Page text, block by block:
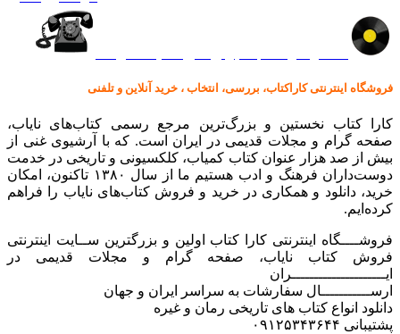
فروشگاه اینترنتی کاراکتاب، بررسی، انتخاب ، خرید آنلاین و تلفنی
کارا کتاب نخستین و بزرگ‌ترین مرجع رسمی کتاب‌های نایاب،
صفحه گرام و مجلات قدیمی در ایران است. که با آرشیوی غنی از
بیش از صد هزار عنوان کتاب کمیاب، کلکسیونی و تاریخی در خدمت
دوست‌داران فرهنگ و ادب هستیم ما از سال ۱۳۸۰ تاکنون، امکان
خرید، دانلود و همکاری در خرید و فروش کتاب‌های نایاب را فراهم
کرده‌ایم.
فروشــــگاه اینترنتی کارا کتاب اولین و بزرگترین ســایت اینترنتی
فروش کتاب نایاب، صفحه گرام و مجلات قدیمی در
ایـــــــــــــــــــــران
ارســـــــــــال سفارشات به سراسر ایران و جهان
دانلود انواع کتاب های تاریخی رمان و غیره
پشتیبانی ۰۹۱۲۵۳۴۳۶۴۴